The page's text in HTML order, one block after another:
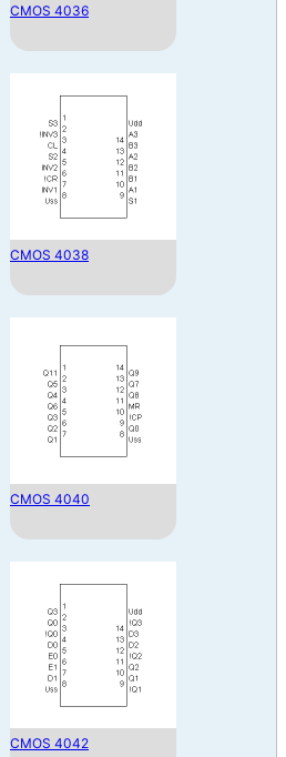
CMOS 4036
CMOS 4038
CMOS 4040
CMOS 4042